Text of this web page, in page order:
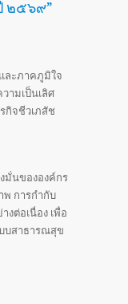
๒๕๖๙”
ละภาคภูมิใจ
ามเป็นเลิศ
กิจชีวเภสัช
มั่นขององค์กร
การกำกับ
ต่อเนื่อง เพื่อ
บสาธารณสุข